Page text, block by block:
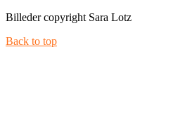
Billeder copyright Sara Lotz
Back to top